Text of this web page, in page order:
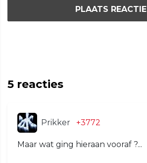
PLAATS REACTIE
5 reacties
Prikker +3772
Maar wat ging hieraan vooraf ?...